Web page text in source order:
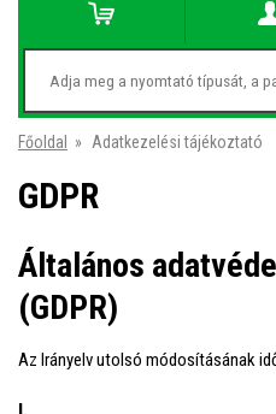
Főoldal » Adatkezelési tájékoztató
GDPR
Általános
(GDPR)
Az Irányelv utolsó módosításának